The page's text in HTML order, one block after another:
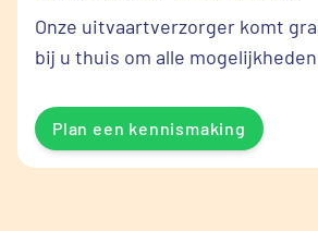
Onze uitvaartverzorger komt
bij u thuis om alle
Plan een kennismaking